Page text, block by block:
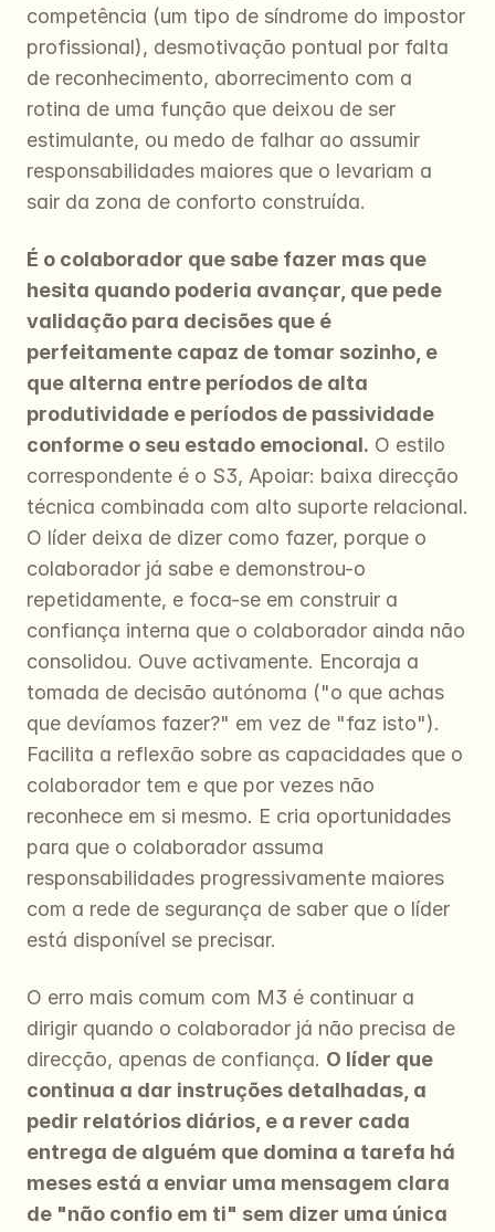
competência (um tipo de síndrome do impostor
profissional), desmotivação pontual por falta
de reconhecimento, aborrecimento com a
rotina de uma função que deixou de ser
estimulante, ou medo de falhar ao assumir
responsabilidades maiores que o levariam a
sair da zona de conforto construída.
É o colaborador que sabe fazer mas que
hesita quando poderia avançar, que pede
validação para decisões que é
perfeitamente capaz de tomar sozinho, e
que alterna entre períodos de alta
produtividade e períodos de passividade
conforme o seu estado emocional. O estilo
correspondente é o S3, Apoiar: baixa direcção
técnica combinada com alto suporte relacional.
O líder deixa de dizer como fazer, porque o
colaborador já sabe e demonstrou-o
repetidamente, e foca-se em construir a
confiança interna que o colaborador ainda não
consolidou. Ouve activamente. Encoraja a
tomada de decisão autónoma ("o que achas
que devíamos fazer?" em vez de "faz isto").
Facilita a reflexão sobre as capacidades que o
colaborador tem e que por vezes não
reconhece em si mesmo. E cria oportunidades
para que o colaborador assuma
responsabilidades progressivamente maiores
com a rede de segurança de saber que o líder
está disponível se precisar.
O erro mais comum com M3 é continuar a
dirigir quando o colaborador já não precisa de
direcção, apenas de confiança. O líder que
continua a dar instruções detalhadas, a
pedir relatórios diários, e a rever cada
entrega de alguém que domina a tarefa há
meses está a enviar uma mensagem clara
de "não confio em ti" sem dizer uma única